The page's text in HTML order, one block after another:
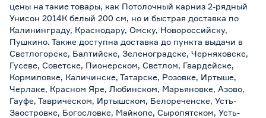
цены на такие товары, как Потолочный карниз 2-рядный
Унисон 2014К белый 200 см, но и быстрая доставка по
Калининграду, Краснодару, Омску, Новороссийску,
Пушкино. Также доступна доставка до пункта выдачи в
Светлогорске, Балтийске, Зеленоградске, Черняховске,
Гусеве, Советске, Пионерском, Светлом, Гвардейске,
Кормиловке, Каличинске, Татарске, Розовке, Иртыше,
Черлаке, Красном Яре, Любинском, Марьяновке, Азово,
Гауфе, Таврическом, Иртышском, Белореченске, Усть-
Заостровке, Богословке, Майкопе, Сыропятском, Усть-